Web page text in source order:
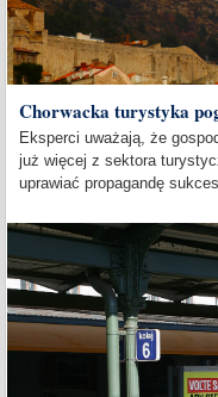
Chorwacka turystyka
Eksperci uważają, że
już więcej z sektora
uprawiać propagandę